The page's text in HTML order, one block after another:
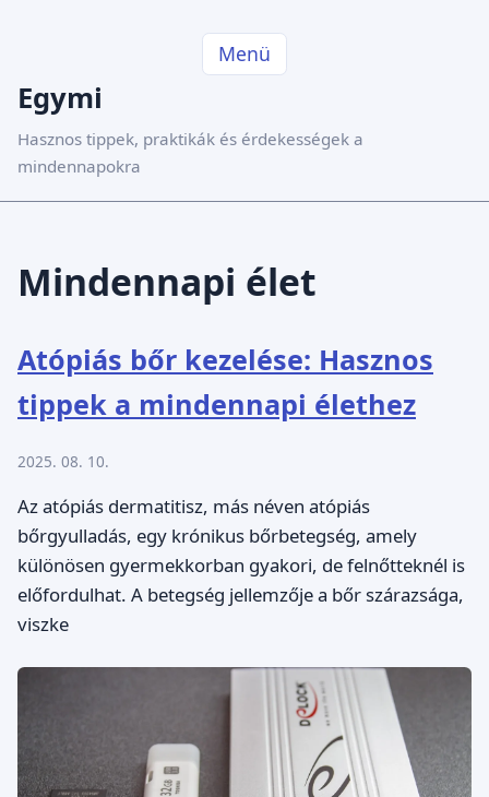
Menü
Egymi
Hasznos tippek, praktikák és érdekességek a
mindennapokra
Mindennapi élet
Atópiás bőr kezelése: Hasznos
tippek a mindennapi élethez
2025. 08. 10.
Az atópiás dermatitisz, más néven atópiás
bőrgyulladás, egy krónikus bőrbetegség, amely
különösen gyermekkorban gyakori, de felnőtteknél is
előfordulhat. A betegség jellemzője a bőr szárazsága,
viszke